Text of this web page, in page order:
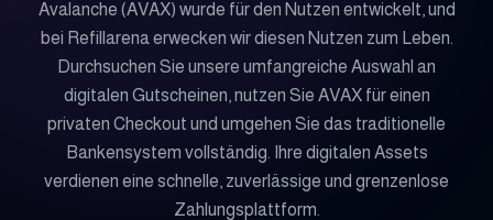
Avalanche (AVAX) wurde für den Nutzen entwickelt, und
bei Refillarena erwecken wir diesen Nutzen zum Leben.
Durchsuchen Sie unsere umfangreiche Auswahl an
digitalen Gutscheinen, nutzen Sie AVAX für einen
privaten Checkout und umgehen Sie das traditionelle
Bankensystem vollständig. Ihre digitalen Assets
verdienen eine schnelle, zuverlässige und grenzenlose
Zahlungsplattform.